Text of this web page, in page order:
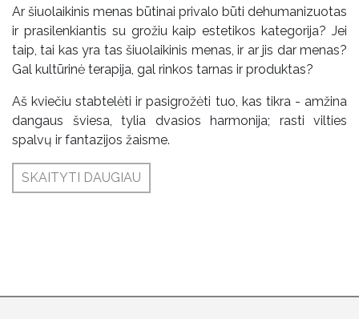
Ar šiuolaikinis menas būtinai privalo būti dehumanizuotas
ir prasilenkiantis su grožiu kaip estetikos kategorija? Jei
taip, tai kas yra tas šiuolaikinis menas, ir ar jis dar menas?
Gal kultūrinė terapija, gal rinkos tarnas ir produktas?
Aš kviečiu stabtelėti ir pasigrožėti tuo, kas tikra - amžina
dangaus šviesa, tylia dvasios harmonija; rasti vilties
spalvų ir fantazijos žaisme.
SKAITYTI DAUGIAU